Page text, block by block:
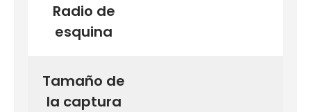
Radio de
esquina
Tamaño de
la captura